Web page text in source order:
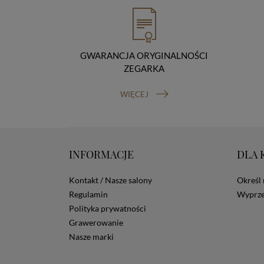
GWARANCJA ORYGINALNOŚCI
ZEGARKA
WIĘCEJ
INFORMACJE
Kontakt / Nasze salony
Regulamin
Polityka prywatności
Grawerowanie
Nasze marki
DLA
Określ